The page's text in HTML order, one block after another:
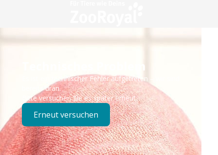
Technisches Problem
Es ist ein technischer Fehler aufgetreten – wir sind
bereits dran.
Bitte versuchen Sie es später erneut.
Erneut versuchen